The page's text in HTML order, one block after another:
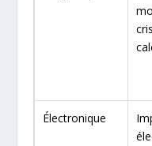
Électronique